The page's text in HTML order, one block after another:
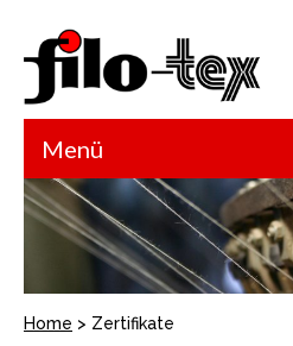
Menü
Home
Unternehmen
Home > Zertifikate